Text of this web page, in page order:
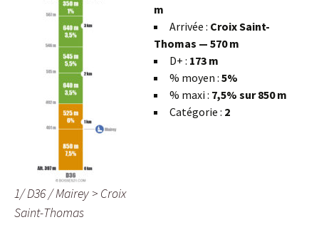
1/ D36 / Mairey > Croix
Saint-Thomas
m
Arrivée : Croix Saint-
Thomas — 570 m
D+ : 173 m
% moyen : 5%
% maxi : 7,5% sur 850 m
Catégorie : 2